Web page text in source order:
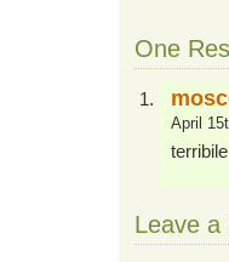
One
April
terribile
Leave a